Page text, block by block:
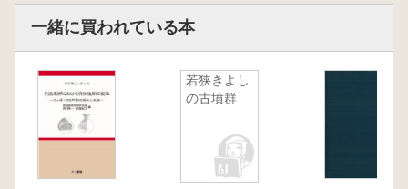
一緒に買われている本
若狭きよし
の古墳群